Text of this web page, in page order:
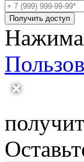
Получить доступ